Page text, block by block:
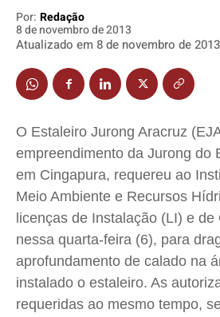
Política
Socioeconômicas
Justiça
Segurança
Meio Ambiente
Saúde
Economia
Cultura
Colunas
Política
Socioeconômicas
Justiça
Segurança
Meio Ambiente
Saúde
Economia
Cultura
Colunas
Política
Socioeconômicas
Justiça
Segurança
Meio Ambiente
Saúde
Economia
Cultura
Colunas
Política
Socioeconômicas
Justiça
Segurança
Meio Ambiente
Saúde
Economia
Cultura
Colunas
Por: Redação
8 de novembro de 2013
Atualizado em 8 de novembro de 2013
O Estaleiro Jurong Aracruz
empreendimento da Jurong do
em Cingapura, requereu ao
Meio Ambiente e Recursos
licenças de Instalação (LI) e
nessa quarta-feira (6), para
aprofundamento de calado na
instalado o estaleiro. As
requeridas ao mesmo tempo,